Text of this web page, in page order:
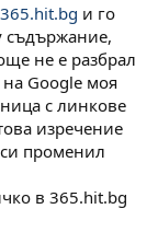
и го
съдържание,
не е разбрал
Google моя
с линкове
изречение
променил
в 365.hit.bg